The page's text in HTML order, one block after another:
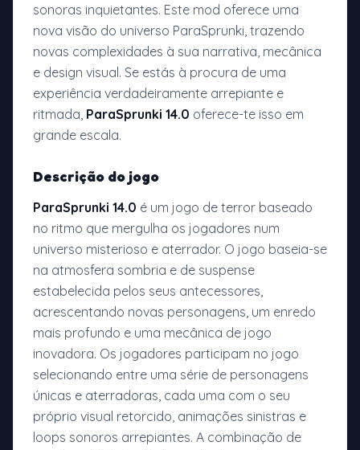
sonoras inquietantes. Este mod oferece uma
nova visão do universo ParaSprunki, trazendo
novas complexidades à sua narrativa, mecânica
e design visual. Se estás à procura de uma
experiência verdadeiramente arrepiante e
ritmada, ParaSprunki 14.0 oferece-te isso em
grande escala.
Descrição do jogo
ParaSprunki 14.0 é um jogo de terror baseado
no ritmo que mergulha os jogadores num
universo misterioso e aterrador. O jogo baseia-se
na atmosfera sombria e de suspense
estabelecida pelos seus antecessores,
acrescentando novas personagens, um enredo
mais profundo e uma mecânica de jogo
inovadora. Os jogadores participam no jogo
selecionando entre uma série de personagens
únicas e aterradoras, cada uma com o seu
próprio visual retorcido, animações sinistras e
loops sonoros arrepiantes. A combinação de